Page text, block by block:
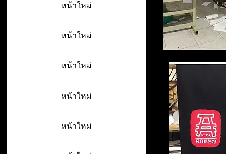
หน้าใหม่
หน้าใหม่
หน้าใหม่
หน้าใหม่
หน้าใหม่